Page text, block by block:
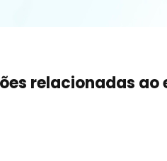
relacionadas ao